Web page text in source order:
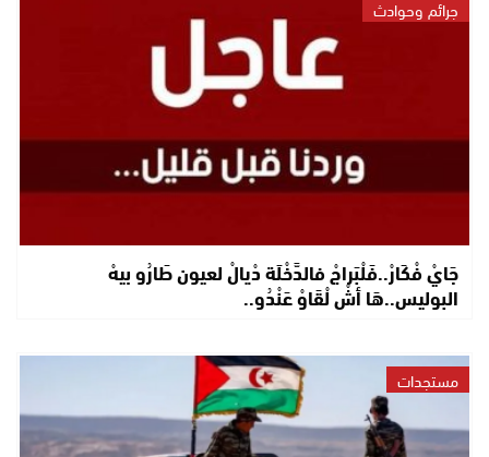
جرائم وحوادث
جَايْ فْكَارْ..فَلْبَراجْ فالدَّخْلَة دْيالْ لعيون طَارُو بيهْ
البوليس..هَا أشْ لْقَاوْ عَنْدُو..
مستجدات